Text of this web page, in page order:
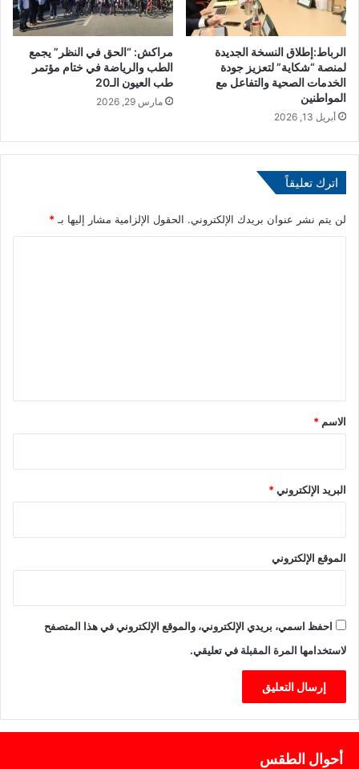
ن
ز
ي
ل
و
ر
ش
ل
ج
ي
ة
ط
ا
ر
ة
ت
ا
ع
ة
ر
ك
ن
ا
الرباط:إطلاق النسخة الجديدة
لمنصة “شكاية” لتعزيز جودة
الخدمات الصحية والتفاعل مع
المواطنين
أبريل 13, 2026
مراكش: “الحق في النظر” يجمع
الطب والرياضة في ختام مؤتمر
طب العيون الـ20
مارس 29, 2026
اترك تعليقاً
لن يتم نشر عنوان بريدك الإلكتروني. الحقول الإلزامية مشار إليها بـ*
*
الاسم *
البريد الإلكتروني*
الموقع الإلكتروني
احفظ اسمي، بريدي الإلكتروني، والموقع الإلكتروني في هذا المتصفح
لاستخدامها المرة المقبلة في تعليقي.
أحوال الطقس